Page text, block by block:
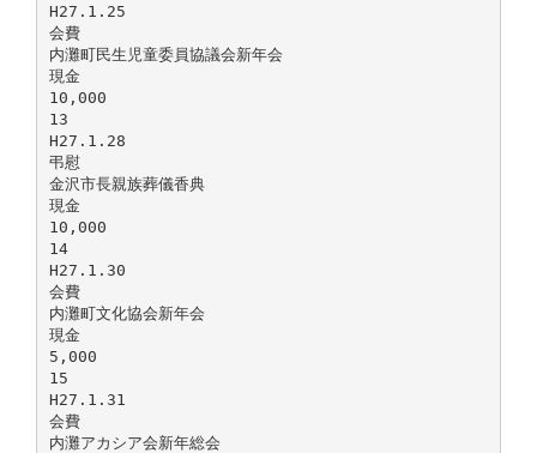
H27.1.25
会費
内灘町民生児童委員協議会新年会
現金
10,000
13
H27.1.28
弔慰
金沢市長親族葬儀香典
現金
10,000
14
H27.1.30
会費
内灘町文化協会新年会
現金
5,000
15
H27.1.31
会費
内灘アカシア会新年総会